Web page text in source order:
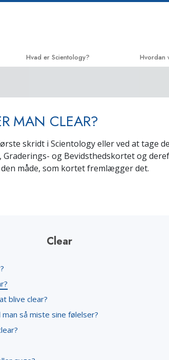
Hvad er Scientology?
Hvad scientologer siger
Mød en scientolog
Indenfor i en Kirke
Kærlighed og had –
Hvad er storhed?
Hvordan
Narconon
MAN CLEAR?
skridt i Scientology eller ved at tage
Graderings- og Bevidsthedskortet og
måde, som kortet fremlægger det.
Clear
blive clear?
så miste sine følelser?